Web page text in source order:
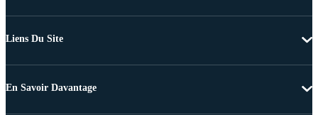
Liens Du Site
En Savoir Davantage